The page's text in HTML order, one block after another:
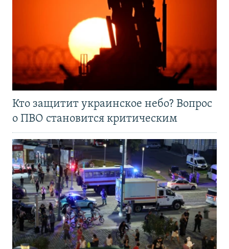
Кто защитит украинское небо? Вопрос
о ПВО становится критическим